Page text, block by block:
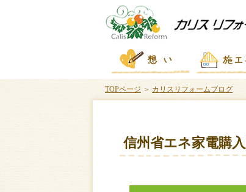
TOPページ ＞ カリスリフォームブログ
信州省エネ家電購